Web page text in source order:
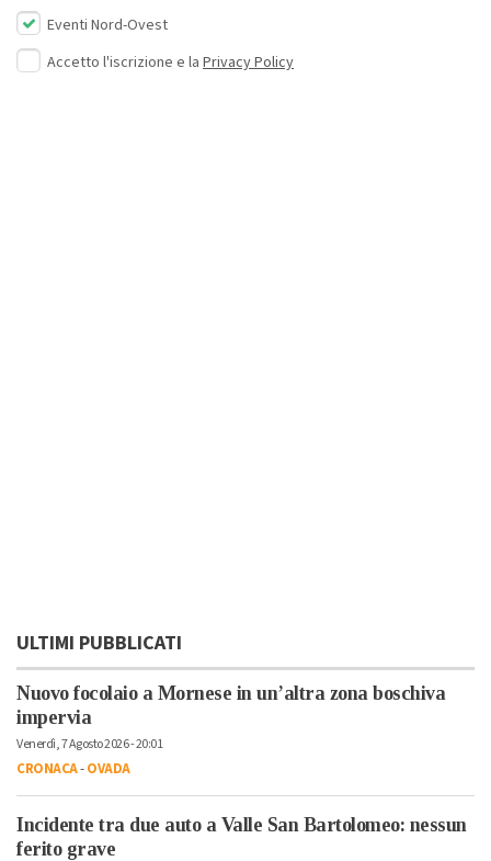
Eventi Nord-Ovest
Accetto l'iscrizione e la Privacy Policy
ULTIMI PUBBLICATI
Nuovo focolaio a Mornese in un’altra zona boschiva
impervia
Venerdì, 7 Agosto 2026 - 20:01
CRONACA-OVADA
Incidente tra due auto a Valle San Bartolomeo: nessun
ferito grave